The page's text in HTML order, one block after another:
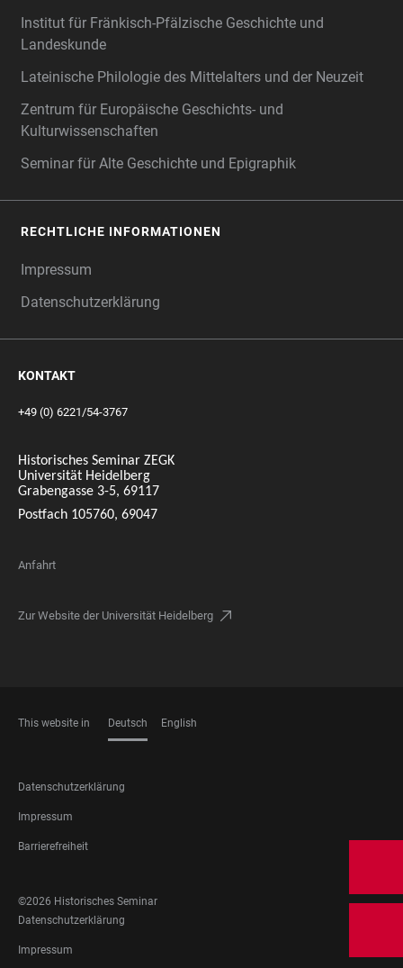
Institut für Fränkisch-Pfälzische Geschichte und
Landeskunde
Lateinische Philologie des Mittelalters und der Neuzeit
Zentrum für Europäische Geschichts- und
Kulturwissenschaften
Seminar für Alte Geschichte und Epigraphik
RECHTLICHE INFORMATIONEN
Impressum
Datenschutzerklärung
KONTAKT
+49 (0) 6221/54-3767
Historisches Seminar ZEGK
Universität Heidelberg
Grabengasse 3-5, 69117
Postfach 105760, 69047
Anfahrt
Zur Website der Universität Heidelberg
This website in Deutsch English
FOOTER
LEGAL
Datenschutzerklärung
Impressum
Barrierefreiheit
SOCIAL
©2026 Historisches Seminar
FOOTER
LEGAL
Datenschutzerklärung
Impressum